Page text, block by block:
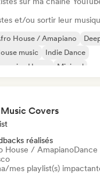
et/ou sortir leur
House / Amapiano
music
Indie Dance
House
Minimal
Covers
réalisés
House / AmapianoDance
mes playlist(s)